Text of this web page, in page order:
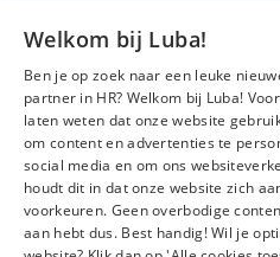
Werken bij Luba
Mijn Luba
Welkom bij Luba!
Ben je op zoek naar een leuke
partner in HR? Welkom bij Luba!
laten weten dat onze website
om content en advertenties te
social media en om ons
houdt dit in dat onze website zich
voorkeuren. Geen overbodige
aan hebt dus. Best handig! Wil je